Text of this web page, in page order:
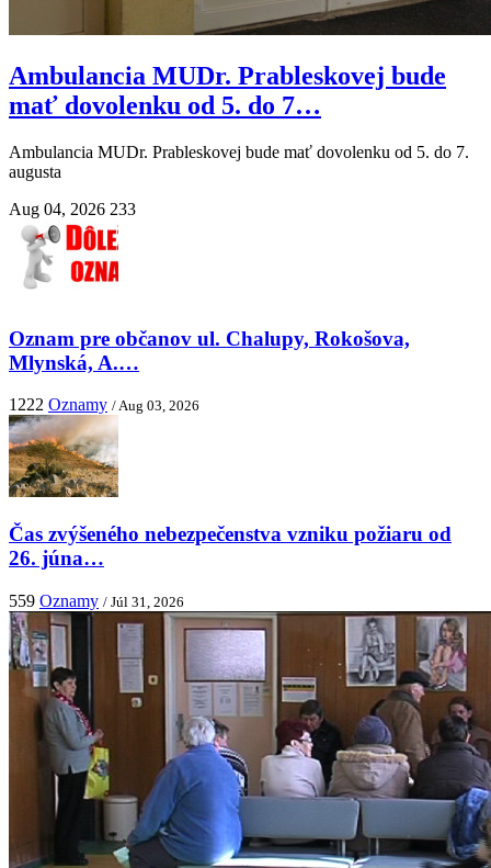
Ambulancia MUDr. Prableskovej bude
mať dovolenku od 5. do 7…
Ambulancia MUDr. Prableskovej bude mať dovolenku od 5. do 7.
augusta
Aug 04, 2026 233
Oznam pre občanov ul. Chalupy, Rokošova,
Mlynská, A.…
1222 Oznamy / Aug 03, 2026
Čas zvýšeného nebezpečenstva vzniku požiaru od
26. júna…
559 Oznamy / Júl 31, 2026